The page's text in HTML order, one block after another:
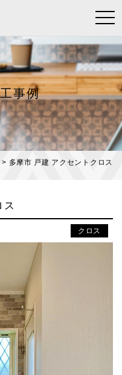
t
g
g
e
n
a
v
i
g
事例
> 多摩市 戸建 アクセントクロス
クロス